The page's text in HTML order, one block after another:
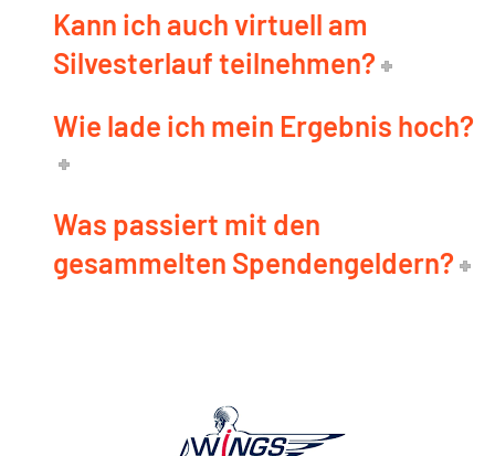
Kann ich auch virtuell am
Silvesterlauf teilnehmen?
Wie lade ich mein Ergebnis hoch?
Was passiert mit den
gesammelten Spendengeldern?